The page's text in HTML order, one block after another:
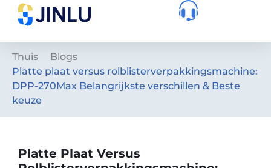
Thuis
Blogs
Platte plaat versus rolblisterverpakkingsmachine:
DPP-270Max Belangrijkste verschillen & Beste
keuze
Platte Plaat Versus